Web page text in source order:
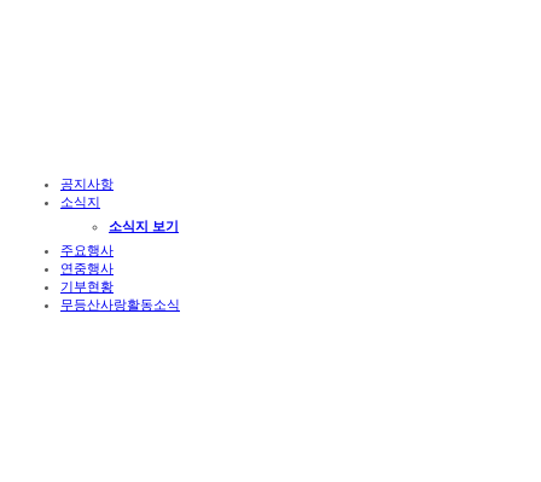
공지사항
소식지
소식지 보기
주요행사
연중행사
기부현황
무등산사랑활동소식